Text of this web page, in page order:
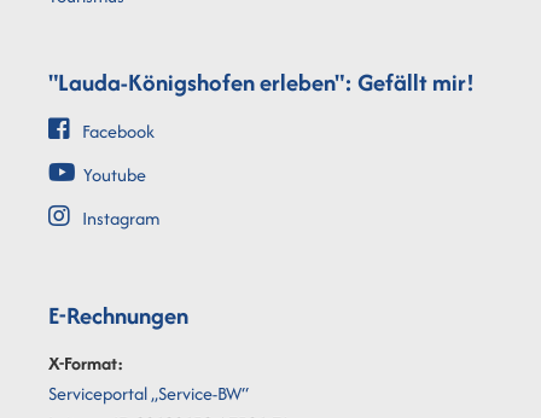
"Lauda-Königshofen erleben": Gefällt mir!
Facebook
Youtube
Instagram
E-Rechnungen
X-Format:
Serviceportal „Service-BW“